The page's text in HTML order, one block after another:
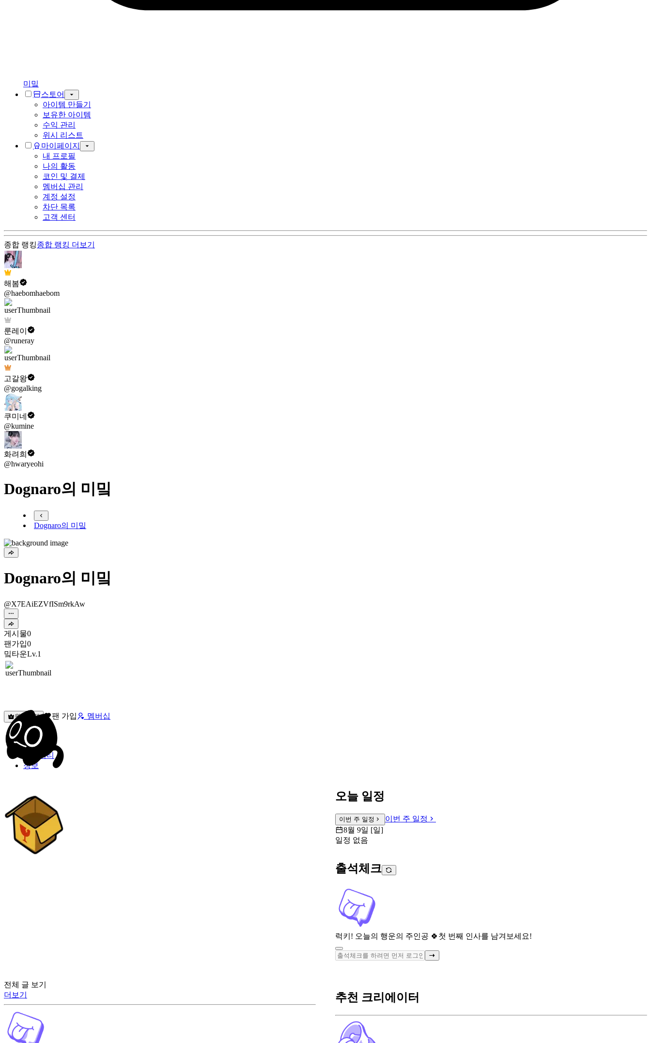
미밐
스토어
아이템 만들기
보유한 아이템
수익 관리
위시 리스트
마이페이지
내 프로필
나의 활동
코인 및 결제
멤버십 관리
계정 설정
차단 목록
고객 센터
종합 랭킹종합 랭킹 더보기
해봄
@haebomhaebom
룬레이
@runeray
고갈왕
@gogalking
쿠미네
@kumine
화려희
@hwaryeohi
Dognaro의 미밐
Dognaro의 미밐
Dognaro의 미밐
@X7EAiEZVfISm9rkAw
게시물0
팬가입0
밐타운Lv.1
원픽선택 팬 가입 멤버십
밐타운
피드
커뮤니티
정보
오늘 일정
이번 주 일정
이번 주 일정
8월 9일 [일]
일정 없음
출석체크
럭키! 오늘의 행운의 주인공 🍀 첫 번째 인사를 남겨보세요!
전체 글 보기
더보기
추천 크리에이터